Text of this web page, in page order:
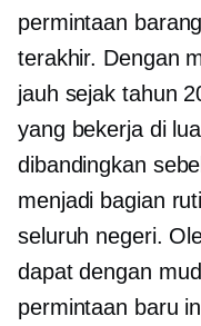
permintaan
terakhir. Dengan
jauh sejak tahun
yang bekerja di
dibandingkan
menjadi bagian
seluruh negeri.
dapat dengan
permintaan baru